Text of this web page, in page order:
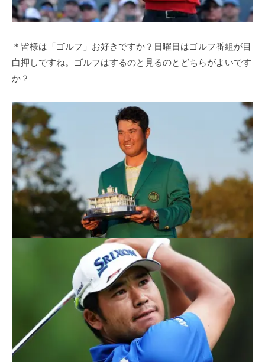
＊皆様は「ゴルフ」お好きですか？日曜日はゴルフ番組が目
白押しですね。ゴルフはするのと見るのとどちらがよいです
か？